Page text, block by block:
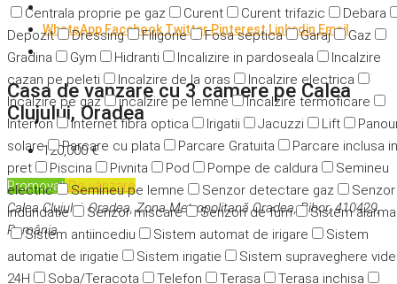
Centrala proprie pe gaz
Curent Curent trifazic
Debara
Depozit
Dressing Filigorie Fosa septica Garaj
Gaz
Gradina
Gym Hidranti Incalizire in pardoseala
Incalzire
cazan pe peleti
Incalzire de la oras
Incalzire electrica
Incalzire pe gaz
incalzire pe lemne
Incalzire termoficare
Interfon
Internet fibra optica Irigatii Jacuzzi Lift
solare
Parcare cu plata Parcare Gratuita
Parcare inclusa in
pret
Piscina Pivnita Pod Pompe de caldura
Semineu
electric
Semineu pe lemne Senzor detectare gaz
Senzor
indundatie
Senzor miscare Senzori de fum
Sistem alarma
Sistem antiincediu
Sistem automat de irigare
Sistem
automat de irigatie
Sistem irigatie
Sistem supraveghere
24H
Soba/Teracota Telefon Terasa
Terasa inchisa
WhatsApp Facebook TwitterPinterest Linkedin Email
Casa de vanzare cu 3 camere pe Calea
Clujului, Oradea
120,000 €
PromovatDe vânzare
Calea Clujului, Oradea, Zona Metropolitană Oradea, Bihor, 410429,
România